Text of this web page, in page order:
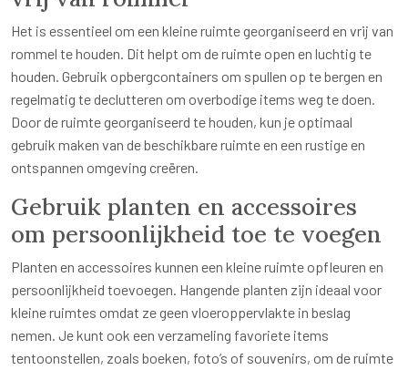
Het is essentieel om een kleine ruimte georganiseerd en vrij van
rommel te houden. Dit helpt om de ruimte open en luchtig te
houden. Gebruik opbergcontainers om spullen op te bergen en
regelmatig te declutteren om overbodige items weg te doen.
Door de ruimte georganiseerd te houden, kun je optimaal
gebruik maken van de beschikbare ruimte en een rustige en
ontspannen omgeving creëren.
Gebruik planten en accessoires
om persoonlijkheid toe te voegen
Planten en accessoires kunnen een kleine ruimte opfleuren en
persoonlijkheid toevoegen. Hangende planten zijn ideaal voor
kleine ruimtes omdat ze geen vloeroppervlakte in beslag
nemen. Je kunt ook een verzameling favoriete items
tentoonstellen, zoals boeken, foto’s of souvenirs, om de ruimte